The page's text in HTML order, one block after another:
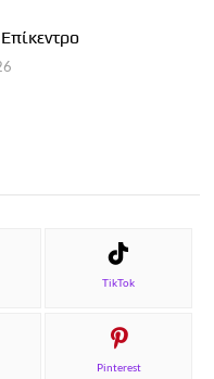
TikTok
Pinterest